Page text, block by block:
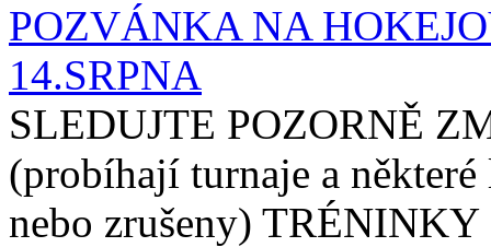
POZVÁNKA NA
14.SRPNA
SLEDUJTE POZORNĚ
(probíhají turnaje a
nebo zrušeny)